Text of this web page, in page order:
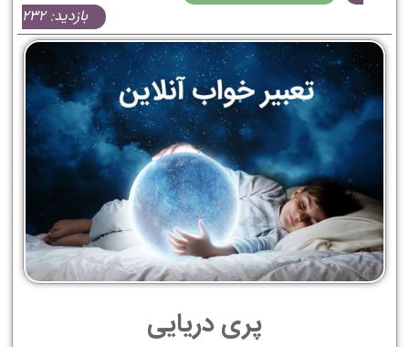
بازدید: 232
پری دریایی